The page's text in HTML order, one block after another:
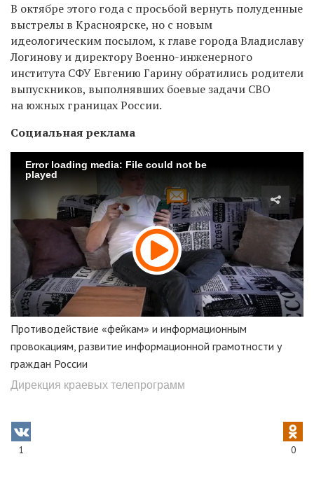
В октябре этого года с просьбой вернуть полуденные
выстрелы в Красноярске, но с новым
идеологическим посылом, к главе города Владиславу
Логинову и директору Военно-инженерного
института СФУ Евгению Гарину обратились родители
выпускников, выполнявших боевые задачи СВО
на южных границах России.
Социальная реклама
Error loading media: File could not be
played
Противодействие «фейкам» и информационным
провокациям, развитие информационной грамотности у
граждан России
Дирекция краевых телепрограмм
1 0